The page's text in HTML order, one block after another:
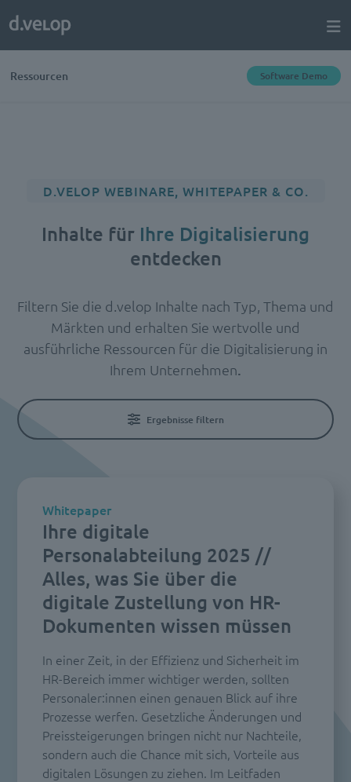
Ressourcen Software Demo
D.VELOP WEBINARE, WHITEPAPER & CO.
Inhalte für Ihre Digitalisierung
entdecken
Filtern Sie die d.velop Inhalte nach Typ, Thema und
Märkten und erhalten Sie wertvolle und
ausführliche Ressourcen für die Digitalisierung in
Ihrem Unternehmen.
Ergebnisse filtern
Ihre digitale
Personalabteilung 2025 //
Alles, was Sie über die
digitale Zustellung von HR-
Dokumenten wissen müssen
Whitepaper
In einer Zeit, in der Effizienz und Sicherheit im
HR-Bereich immer wichtiger werden, sollten
Personaler:innen einen genauen Blick auf ihre
Prozesse werfen. Gesetzliche Änderungen und
Preissteigerungen bringen nicht nur Nachteile,
sondern auch die Chance mit sich, Vorteile aus
digitalen Lösungen zu ziehen. Im Leitfaden